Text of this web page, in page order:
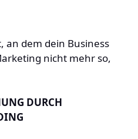
an dem dein Business
nicht mehr so,
DURCH